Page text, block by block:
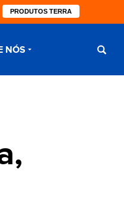
PRODUTOS TERRA
NÓS